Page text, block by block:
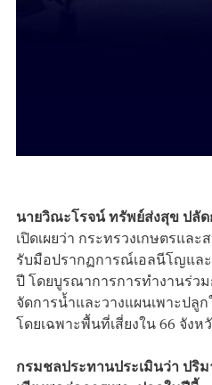
นายวิณะโรจน์ ทรัพย์ส่งสุข ปลั
เปิดเผยว่า กระทรวงเกษตรแล
รับมือปรากฏการณ์เอลนีโญแล
ปี โดยบูรณาการการทำงานร่ว
จัดการน้ำและวางแผนเพาะป
โดยเฉพาะพื้นที่เสี่ยงใน 66 จัง
กรมชลประทานประเมินว่า ปริ